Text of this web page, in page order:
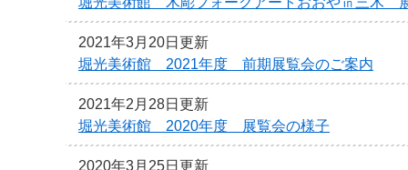
2021年3月20日更新
堀光美術館 2021年度 前期展覧会のご案内
2021年2月28日更新
堀光美術館 2020年度 展覧会の様子
2020年3月25日更新